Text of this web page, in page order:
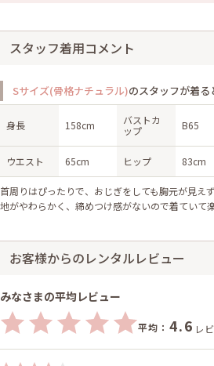
スタッフ着用コメント
Sサイズ(骨格ナチュラル)のスタッフが着る
身長 158cm
バストカ
ップ
B65
ウエスト 65cm ヒップ 83cm
首周りはぴったりで、おじぎをしても胸元が見え
地がやわらかく、締めつけ感がないので着ていて
お客様からのレンタルレビュー
みなさまの平均レビュー
平均： 4.6 レ